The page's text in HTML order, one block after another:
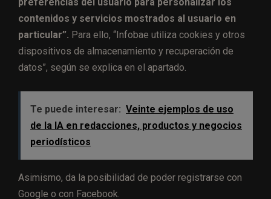
preferencias del usuario para personalizar los
contenidos y servicios mostrados al usuario en
particular”. Para ello, “Infobae utiliza cookies y otros
dispositivos de almacenamiento y recuperación de
datos”, según se explica en el apartado.
Te puede interesar: Veinte ejemplos de uso
de la IA en redacciones, productos y negocios
periodísticos
Asimismo, da la posibilidad de poder registrarse con
Google o con Facebook.